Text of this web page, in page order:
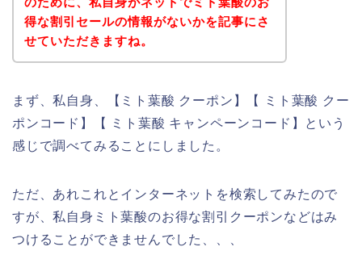
得な割引セールの情報がないかを記事にさ
せていただきますね。
まず、私自身、【ミト葉酸 クーポン】【 ミト葉酸 クー
ポンコード】【 ミト葉酸 キャンペーンコード】という
感じで調べてみることにしました。
ただ、あれこれとインターネットを検索してみたので
すが、私自身ミト葉酸のお得な割引クーポンなどはみ
つけることができませんでした、、、